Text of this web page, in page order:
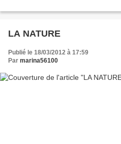
LA NATURE
Publié le 18/03/2012 à 17:59
Par marina56100